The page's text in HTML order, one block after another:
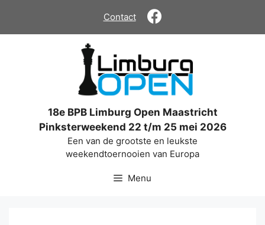
de
Contact
18e BPB Limburg Open Maastricht
Pinksterweekend 22 t/m 25 mei 2026
Een van de grootste en leukste
weekendtoernooien van Europa
Menu